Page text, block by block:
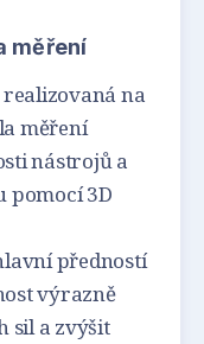
měření
na
měření
nástrojů a
pomocí 3D
předností
výrazně
sil a zvýšit